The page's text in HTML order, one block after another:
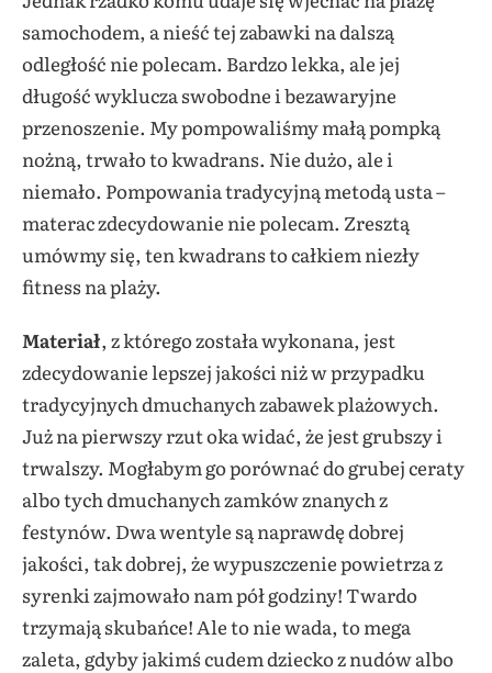
samochodem, a nieść tej zabawki na dalszą
odległość nie polecam. Bardzo lekka, ale jej
długość wyklucza swobodne i bezawaryjne
przenoszenie. My pompowaliśmy małą pompką
nożną, trwało to kwadrans. Nie dużo, ale i
niemało. Pompowania tradycyjną metodą usta –
materac zdecydowanie nie polecam. Zresztą
umówmy się, ten kwadrans to całkiem niezły
fitness na plaży.
Materiał, z którego została wykonana, jest
zdecydowanie lepszej jakości niż w przypadku
tradycyjnych dmuchanych zabawek plażowych.
Już na pierwszy rzut oka widać, że jest grubszy i
trwalszy. Mogłabym go porównać do grubej ceraty
albo tych dmuchanych zamków znanych z
festynów. Dwa wentyle są naprawdę dobrej
jakości, tak dobrej, że wypuszczenie powietrza z
syrenki zajmowało nam pół godziny! Twardo
trzymają skubańce! Ale to nie wada, to mega
zaleta, gdyby jakimś cudem dziecko z nudów albo